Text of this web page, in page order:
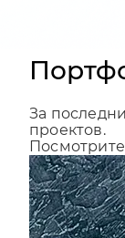
проектов.
Посмотрите